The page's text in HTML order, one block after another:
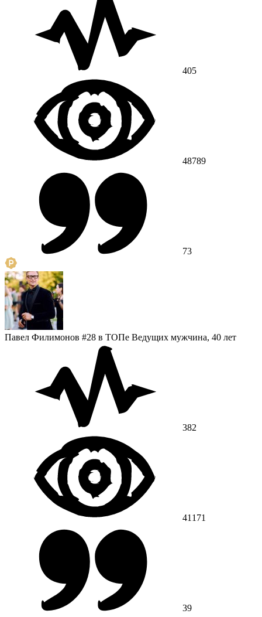
405
48789
73
Павел Филимонов #28 в ТОПе Ведущих мужчина, 40 лет
382
41171
39